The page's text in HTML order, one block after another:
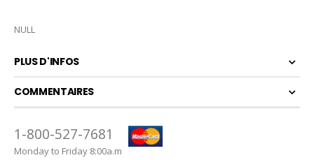
NULL
PLUS D'INFOS
COMMENTAIRES
1-800-527-7681
Monday to Friday 8:00a.m